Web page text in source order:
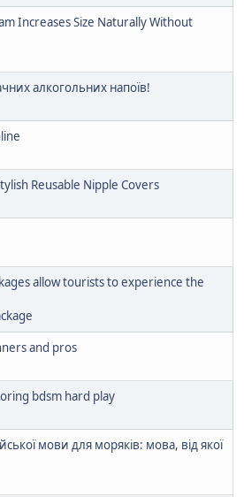
Increases Size Naturally Without
алкогольних напоїв!
Reusable Nipple Covers
allow tourists to experience the
and pros
bdsm hard play
мови для моряків: мова, від якої